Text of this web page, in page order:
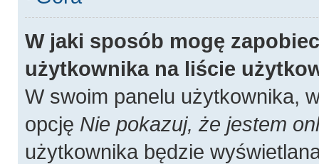
W jaki sposób mogę
użytkownika na liście
W swoim panelu użytkownika,
opcję Nie pokazuj, że jestem
użytkownika będzie